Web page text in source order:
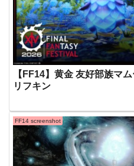
【FF14】黄金 友好部族マ
リフキン
FF14 screenshot